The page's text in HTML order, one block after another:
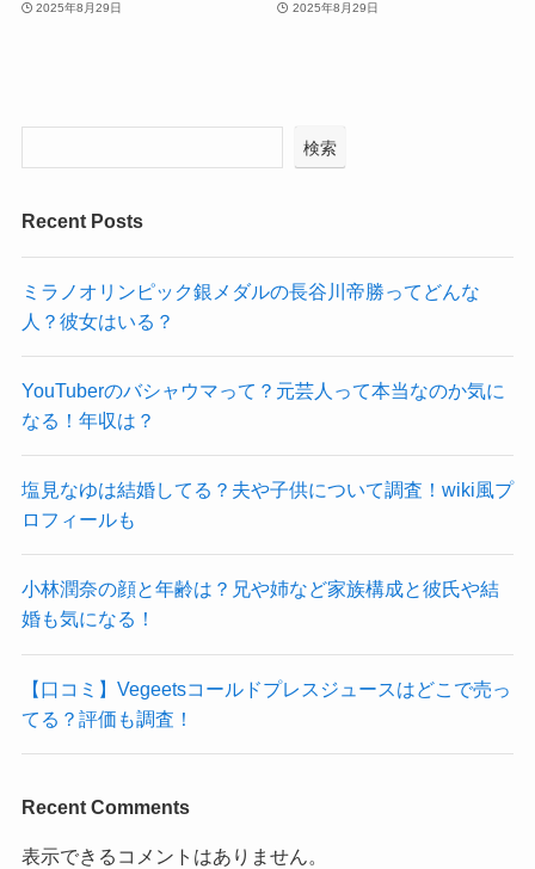
2025年8月29日 2025年8月29日
検索
Recent Posts
ミラノオリンピック銀メダルの長谷川帝勝ってどんな
人？彼女はいる？
YouTuberのバシャウマって？元芸人って本当なのか気に
なる！年収は？
塩見なゆは結婚してる？夫や子供について調査！wiki風プ
ロフィールも
小林潤奈の顔と年齢は？兄や姉など家族構成と彼氏や結
婚も気になる！
【口コミ】Vegeetsコールドプレスジュースはどこで売っ
てる？評価も調査！
Recent Comments
表示できるコメントはありません。